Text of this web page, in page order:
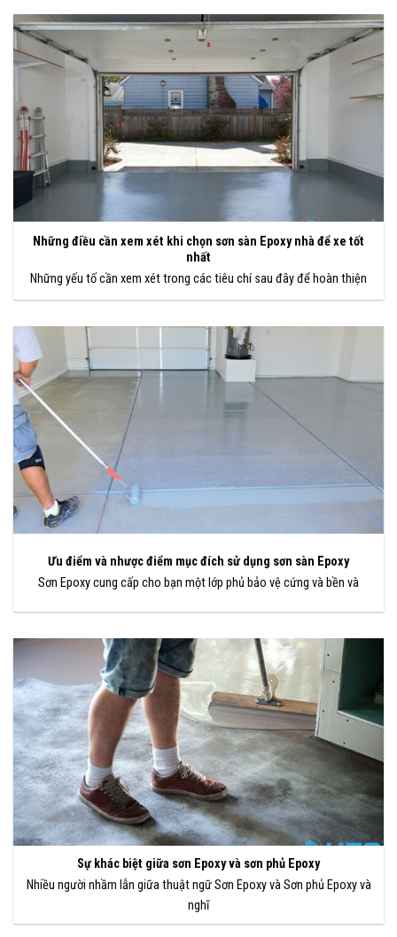
Những điều cần xem xét khi chọn sơn sàn Epoxy nhà để xe tốt
nhất
Những yếu tố cần xem xét trong các tiêu chí sau đây để hoàn thiện
Ưu điểm và nhược điểm mục đích sử dụng sơn sàn Epoxy
Sơn Epoxy cung cấp cho bạn một lớp phủ bảo vệ cứng và bền và
Sự khác biệt giữa sơn Epoxy và sơn phủ Epoxy
Nhiều người nhầm lẫn giữa thuật ngữ Sơn Epoxy và Sơn phủ Epoxy và
nghĩ